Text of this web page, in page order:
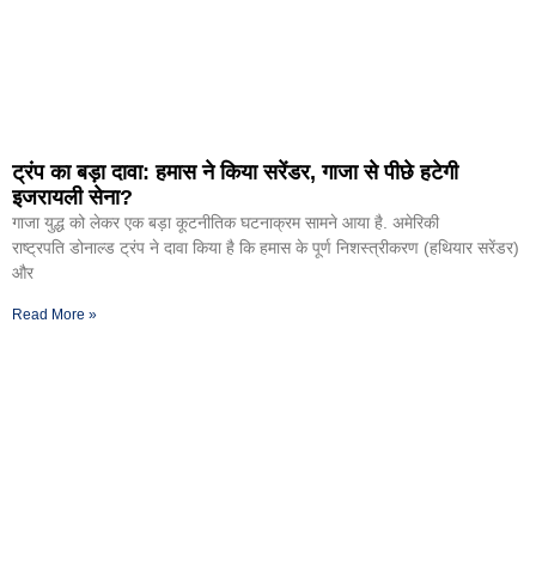
ट्रंप का बड़ा दावा: हमास ने किया सरेंडर, गाजा से पीछे हटेगी
इजरायली सेना?
गाजा युद्ध को लेकर एक बड़ा कूटनीतिक घटनाक्रम सामने आया है. अमेरिकी
राष्ट्रपति डोनाल्ड ट्रंप ने दावा किया है कि हमास के पूर्ण निशस्त्रीकरण (हथियार सरेंडर)
और
Read More »